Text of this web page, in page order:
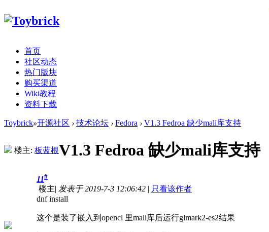
首页
社区动态
热门版块
购买渠道
Wiki教程
资料下载
Toybrick»开源社区 › 技术论坛 › Fedora › V1.3 Fedroa 缺少mali库支持
楼主: 板蓝根V1.3 Fedroa 缺少mali库支持
11#
楼主| 发表于 2019-7-3 12:06:42 | 只看该作者
dnf install
这个是装了嵌入到opencl 里mali库后运行glmark2-es2结果